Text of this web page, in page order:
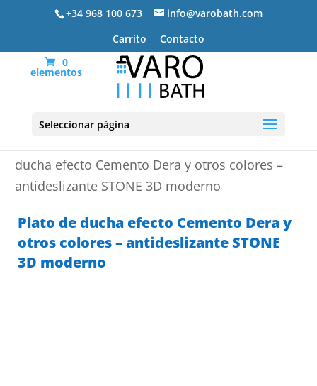
+34 968 100 673
info@varobath.com
Carrito
Contacto
0
elementos
Seleccionar página
ducha efecto Cemento Dera y otros colores –
antideslizante STONE 3D moderno
Plato de ducha efecto Cemento Dera y
otros colores – antideslizante STONE
3D moderno